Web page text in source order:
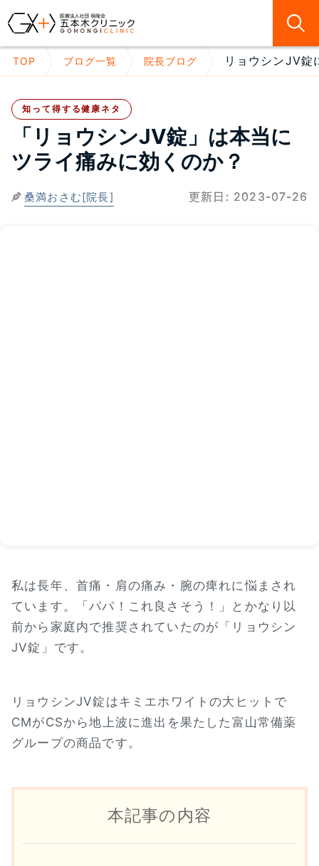
TOP ブログ一覧 院長ブログ リョウシンJV
知って得する健康ネタ
「リョウシンJV錠」は本当に
ツライ痛みに効くのか？
桑満おさむ[院長] 更新日: 2023-07-26
私は長年、首痛・肩の痛み・腕の痺れに悩まされ
ています。「パパ！これ良さそう！」とかなり以
前から家庭内で推奨されていたのが「リョウシン
JV錠」です。
リョウシンJV錠はキミエホワイトの大ヒットで
CMがCSから地上波に進出を果たした富山常備薬
グループの商品です。
本記事の内容